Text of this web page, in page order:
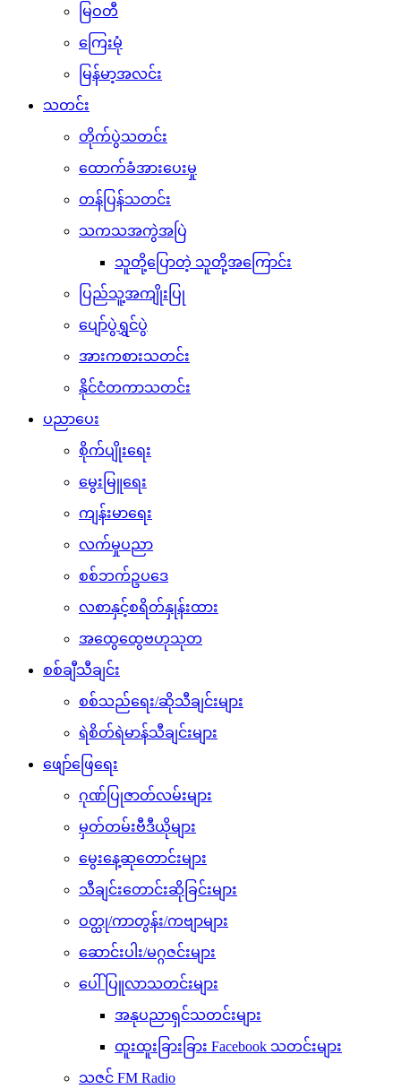
မြဝတီ
ကြေးမုံ
မြန်မာ့အလင်း
သတင်း
တိုက်ပွဲသတင်း
ထောက်ခံအားပေးမှု
တန်ပြန်သတင်း
သကသအကွဲအပြဲ
သူတို့ပြောတဲ့ သူတို့အကြောင်း
ပြည်သူ့အကျိုးပြု
ပျော်ပွဲရွှင်ပွဲ
အားကစားသတင်း
နိုင်ငံတကာသတင်း
ပညာပေး
စိုက်ပျိုးရေး
မွေးမြူရေး
ကျန်းမာရေး
လက်မှုပညာ
စစ်ဘက်ဥပဒေ
လစာနှင့်စရိတ်နှုန်းထား
အထွေထွေဗဟုသုတ
စစ်ချီသီချင်း
စစ်သည်ရေး/ဆိုသီချင်းများ
ရဲစိတ်ရဲမာန်သီချင်းများ
ဖျော်ဖြေရေး
ဂုဏ်ပြုဇာတ်လမ်းများ
မှတ်တမ်းဗီဒီယိုများ
မွေးနေ့ဆုတောင်းများ
သီချင်းတောင်းဆိုခြင်းများ
ဝတ္ထု/ကာတွန်း/ကဗျာများ
ဆောင်းပါး/မဂ္ဂဇင်းများ
ပေါ်ပြူလာသတင်းများ
အနုပညာရှင်သတင်းများ
ထူးထူးခြားခြား Facebook သတင်းများ
သဇင် FM Radio